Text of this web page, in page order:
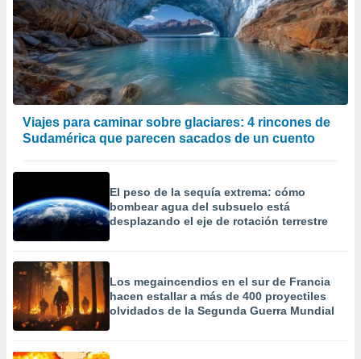
Viajes para caminar sobre glaciares: 4 rincones de
Sudamérica que parecen sacados de un cuento
El peso de la sequía extrema: cómo
bombear agua del subsuelo está
desplazando el eje de rotación terrestre
Los megaincendios en el sur de Francia
hacen estallar a más de 400 proyectiles
olvidados de la Segunda Guerra Mundial